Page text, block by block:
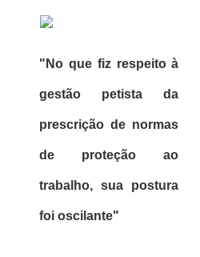
"No que fiz respeito à
gestão petista da
prescrição de normas
de proteção ao
trabalho, sua postura
foi oscilante"